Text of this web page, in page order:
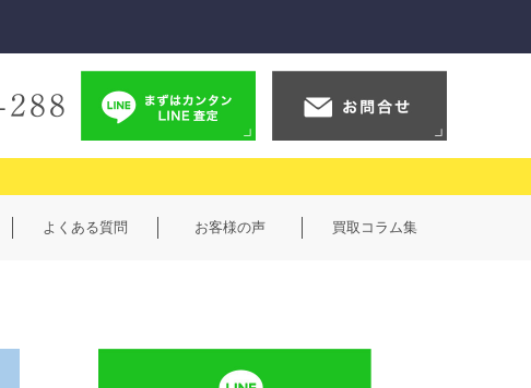
よくある質問 お客様の声 買取コラム集